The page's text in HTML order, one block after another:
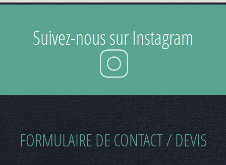
Suivez-nous sur Instagram
FORMULAIRE DE CONTACT / DEVIS